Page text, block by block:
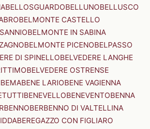
BELLOSGUARDOBELLUNOBELLUSCO
BELMONTE CASTELLO
BELMONTE IN SABINA
BELMONTE PICENOBELPASSO
DI SPINELLOBELVEDERE LANGHE
BELVEDERE OSTRENSE
BEMABENE LARIOBENE VAGIENNA
BENEVELLOBENEVENTOBENNA
BERBENNO DI VALTELLINA
BEREGAZZO CON FIGLIARO